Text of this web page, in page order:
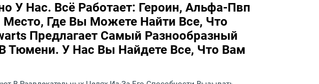
Нас. Всё Работает: Героин, Альфа-Пвп
Место, Где Вы Можете Найти Все, Что
Предлагает Самый Разнообразный
Тюмени. У Нас Вы Найдете Все, Что Вам